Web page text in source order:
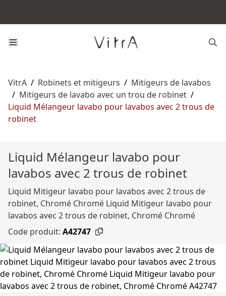
VitrA / Robinets et mitigeurs / Mitigeurs de lavabos
/ Mitigeurs de lavabo avec un trou de robinet /
Liquid Mélangeur lavabo pour lavabos avec 2 trous de
robinet
Liquid Mélangeur lavabo pour
lavabos avec 2 trous de robinet
Liquid Mitigeur lavabo pour lavabos avec 2 trous de
robinet, Chromé Chromé Liquid Mitigeur lavabo pour
lavabos avec 2 trous de robinet, Chromé Chromé
Code produit: A42747